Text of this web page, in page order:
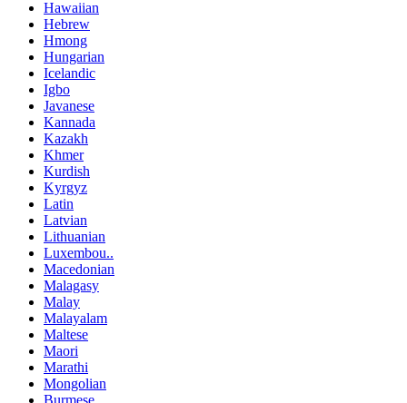
Hawaiian
Hebrew
Hmong
Hungarian
Icelandic
Igbo
Javanese
Kannada
Kazakh
Khmer
Kurdish
Kyrgyz
Latin
Latvian
Lithuanian
Luxembou..
Macedonian
Malagasy
Malay
Malayalam
Maltese
Maori
Marathi
Mongolian
Burmese